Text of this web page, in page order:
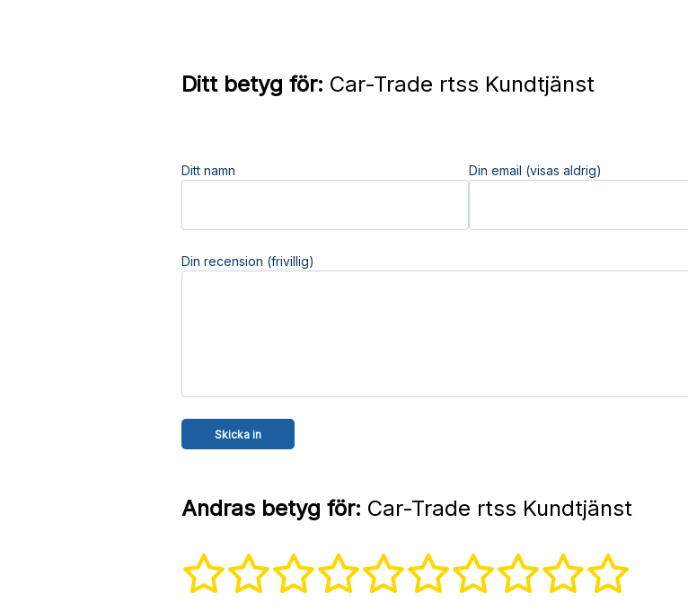
Ditt betyg för: Car-Trade rtss Kundtjänst
Ditt namn Din email (visas aldrig)
Din recension (frivillig)
Andras betyg för: Car-Trade rtss Kundtjänst